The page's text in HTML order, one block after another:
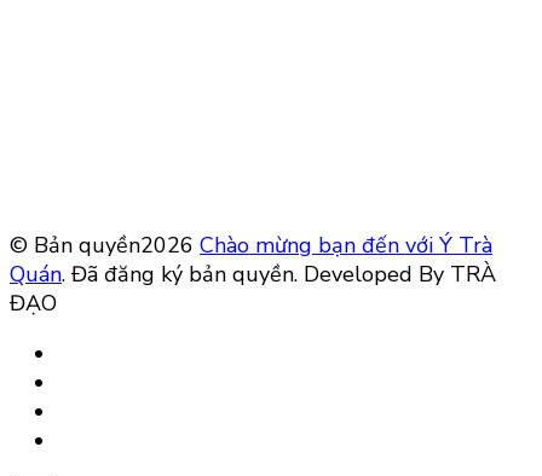
© Bản quyền2026 Chào mừng bạn đến với Ý Trà
Quán. Đã đăng ký bản quyền. Developed By TRÀ
ĐẠO